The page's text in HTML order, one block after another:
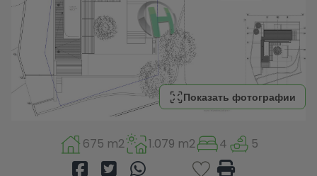
Показать фотографии
675 m2 1.079 m2 4 5